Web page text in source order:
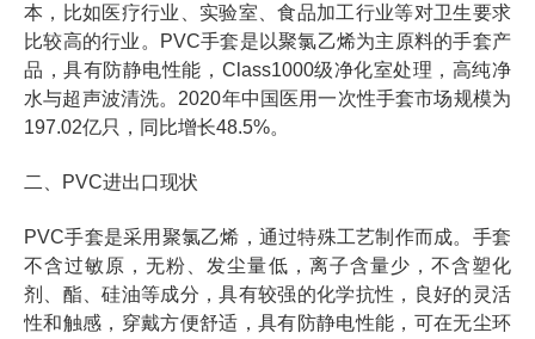
本，比如医疗行业、实验室、食品加工行业等对卫生要求
比较高的行业。PVC手套是以聚氯乙烯为主原料的手套产
品，具有防静电性能，Class1000级净化室处理，高纯净
水与超声波清洗。2020年中国医用一次性手套市场规模为
197.02亿只，同比增长48.5%。
二、PVC进出口现状
PVC手套是采用聚氯乙烯，通过特殊工艺制作而成。手套
不含过敏原，无粉、发尘量低，离子含量少，不含塑化
剂、酯、硅油等成分，具有较强的化学抗性，良好的灵活
性和触感，穿戴方便舒适，具有防静电性能，可在无尘环